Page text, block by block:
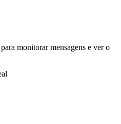
monitorar mensagens e ver o